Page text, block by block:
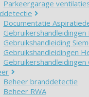
Parkeergarage
Documentatie
Gebruikershandleidingen
Gebruikshandleiding
Gebruikshandleidingen
Gebruikershandleidingen
Beheer branddetectie
Beheer RWA